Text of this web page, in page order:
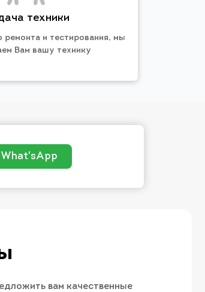
техники
ремонта и тестирования, мы
Вам вашу технику
What'sApp
вам качественные